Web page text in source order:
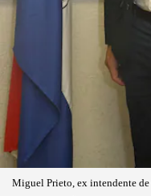
Miguel Prieto, ex intendente